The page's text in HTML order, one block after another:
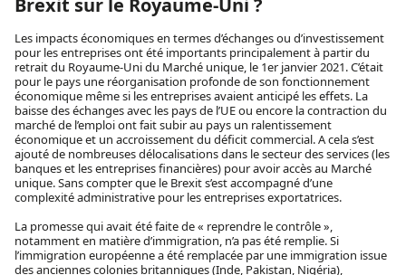
Brexit sur le Royaume-Uni ?
Les impacts économiques en termes d’échanges ou d’investissement
pour les entreprises ont été importants principalement à partir du
retrait du Royaume-Uni du Marché unique, le 1er janvier 2021. C’était
pour le pays une réorganisation profonde de son fonctionnement
économique même si les entreprises avaient anticipé les effets. La
baisse des échanges avec les pays de l’UE ou encore la contraction du
marché de l’emploi ont fait subir au pays un ralentissement
économique et un accroissement du déficit commercial. A cela s’est
ajouté de nombreuses délocalisations dans le secteur des services (les
banques et les entreprises financières) pour avoir accès au Marché
unique. Sans compter que le Brexit s’est accompagné d’une
complexité administrative pour les entreprises exportatrices.
La promesse qui avait été faite de « reprendre le contrôle »,
notamment en matière d’immigration, n’a pas été remplie. Si
l’immigration européenne a été remplacée par une immigration issue
des anciennes colonies britanniques (Inde, Pakistan, Nigéria),